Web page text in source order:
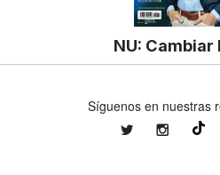
NU: Cambiar
Síguenos en nuestras
expansionmx